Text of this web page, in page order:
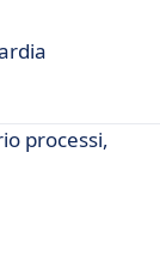
processi,